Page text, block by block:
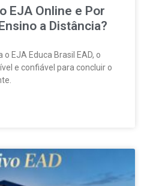
EJA Online e Por
a Distância?
EJA Educa Brasil EAD, o
e confiável para concluir o